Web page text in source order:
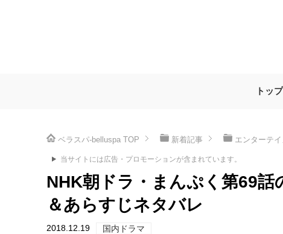
トッ
ベラスパ-belluspa TOP 新着記事 エンターテイ
当サイトには広告・プロモーションが含まれています。
NHK朝ドラ・まんぷく第69話
＆あらすじネタバレ
2018.12.19 国内ドラマ